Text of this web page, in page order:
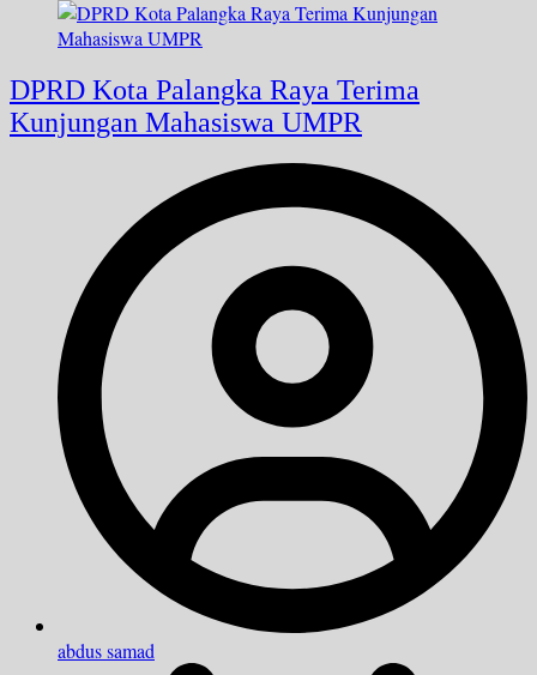
DPRD Kota Palangka Raya Terima
Kunjungan Mahasiswa UMPR
abdus samad